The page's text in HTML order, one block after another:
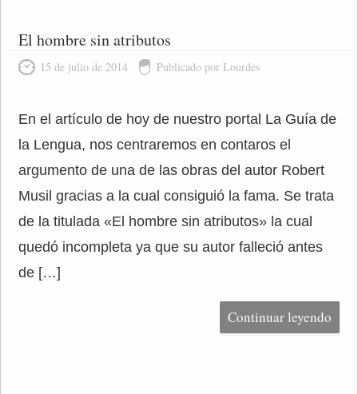
El hombre sin atributos
15 de julio de 2014 Publicado por Lourdes
En el artículo de hoy de nuestro portal La Guía de
la Lengua, nos centraremos en contaros el
argumento de una de las obras del autor Robert
Musil gracias a la cual consiguió la fama. Se trata
de la titulada «El hombre sin atributos» la cual
quedó incompleta ya que su autor falleció antes
de […]
Continuar leyendo